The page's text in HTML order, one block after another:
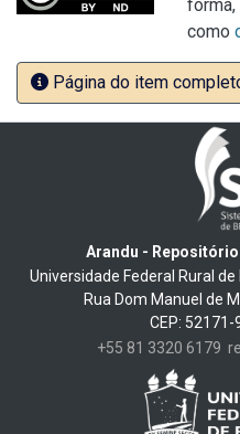
como
Página do item
Arandu -
Universidade Federal Rural
Rua Dom Manuel de
CEP:
+55 81 3320 6179